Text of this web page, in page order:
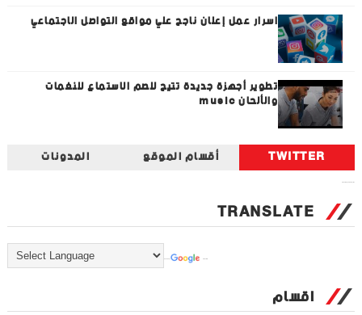
اسرار عمل إعلان ناجح علي مواقع التواصل الاجتماعي
تطوير أجهزة جديدة تتيح للصم الاستماع للنغمات
والألحان music
TWITTER أقسام الموقع المدونات
TRANSLATE
اقسام